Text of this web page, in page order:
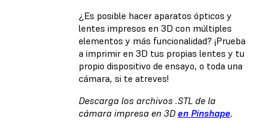
¿Es posible hacer aparatos ópticos y
lentes impresos en 3D con múltiples
elementos y más funcionalidad? ¡Prueba
a imprimir en 3D tus propias lentes y tu
propio dispositivo de ensayo, o toda una
cámara, si te atreves!
Descarga los archivos .STL de la
cámara impresa en 3D en Pinshape.